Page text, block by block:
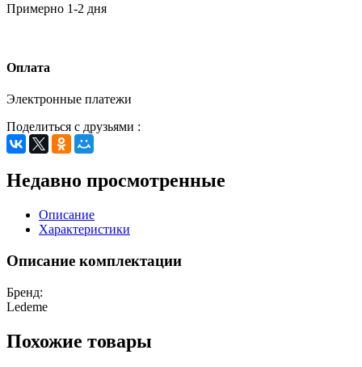
Примерно 1-2 дня
Оплата
Электронные платежи
Поделиться с друзьями :
Недавно просмотренные
Описание
Характеристики
Описание комплектации
Бренд:
Ledeme
Похожие товары